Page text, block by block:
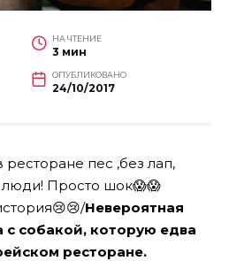
НА ЧТЕНИЕ
3 мин
ОПУБЛИКОВАНО
24/10/2017
пес ,без лап,
люди! Просто шок😱😱
Невероятная
собакой, которую едва
ресторане.